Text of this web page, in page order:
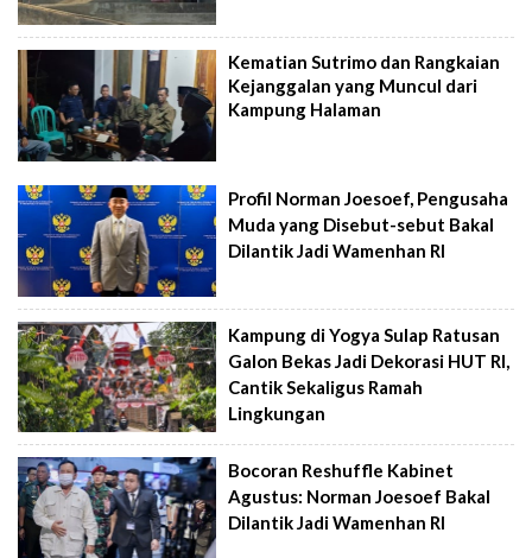
Kematian Sutrimo dan Rangkaian
Kejanggalan yang Muncul dari
Kampung Halaman
Profil Norman Joesoef, Pengusaha
Muda yang Disebut-sebut Bakal
Dilantik Jadi Wamenhan RI
Kampung di Yogya Sulap Ratusan
Galon Bekas Jadi Dekorasi HUT RI,
Cantik Sekaligus Ramah
Lingkungan
Bocoran Reshuffle Kabinet
Agustus: Norman Joesoef Bakal
Dilantik Jadi Wamenhan RI